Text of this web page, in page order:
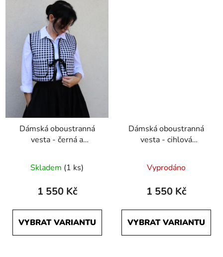
Dámská oboustranná
vesta - černá a
Skladem (1 ks)
1 550 Kč
VYBRAT VARIANTU
Dámská oboustranná
vesta - cihlová
Vyprodáno
1 550 Kč
VYBRAT VARIANTU